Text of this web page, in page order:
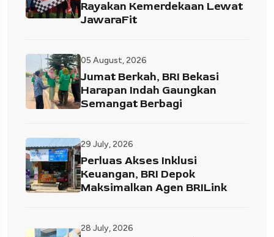
Rayakan Kemerdekaan Lewat
JawaraFit
05 August, 2026
Jumat Berkah, BRI Bekasi
Harapan Indah Gaungkan
Semangat Berbagi
29 July, 2026
Perluas Akses Inklusi
Keuangan, BRI Depok
Maksimalkan Agen BRILink
28 July, 2026